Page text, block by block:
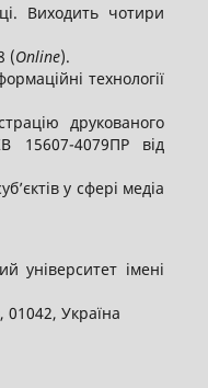
Виходить чотири
(Online).
технології
друкованого
15607-4079ПР від
у сфері медіа
університет імені
01042, Україна